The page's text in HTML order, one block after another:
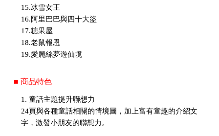
15.冰雪女王
16.阿里巴巴與四十大盜
17.糖果屋
18.老鼠報恩
19.愛麗絲夢遊仙境
■ 商品特色
1. 童話主題提升聯想力
24頁與各種童話相關的情境圖，加上富有童趣的介紹文
字，激發小朋友的聯想力。